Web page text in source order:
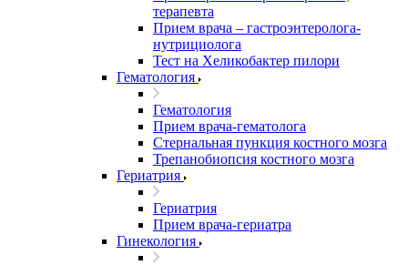
терапевта
Прием врача – гастроэнтеролога-
нутрициолога
Тест на Хеликобактер пилори
Гематология
Гематология
Прием врача-гематолога
Стернальная пункция костного мозга
Трепанобиопсия костного мозга
Гериатрия
Гериатрия
Прием врача-гериатра
Гинекология